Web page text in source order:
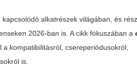
alkatrészek világában, és
2026-ban is. A cikk fókuszában a
kompatibilitásról, csereperiódusokról,
is.